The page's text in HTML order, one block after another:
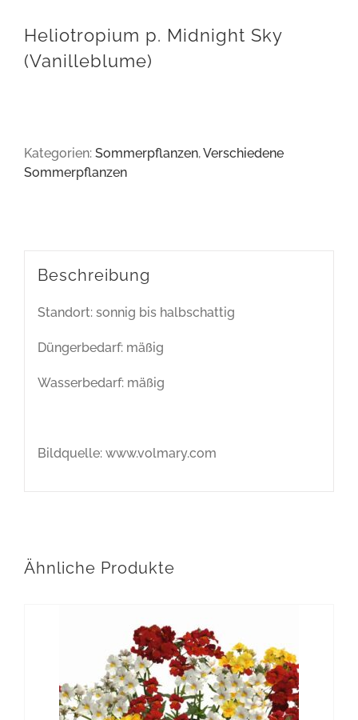
Heliotropium p. Midnight Sky
(Vanilleblume)
Kategorien: Sommerpflanzen,Verschiedene
Sommerpflanzen
Beschreibung
Standort: sonnig bis halbschattig
Düngerbedarf: mäßig
Wasserbedarf: mäßig
Bildquelle: www.volmary.com
Ähnliche Produkte